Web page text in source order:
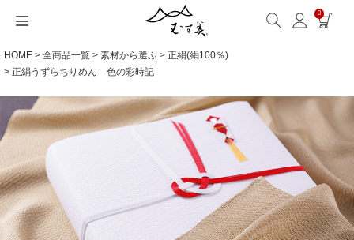
0
HOME 全商品一覧 素材から選ぶ
正絹(絹100％)
正絹うずらちりめん 色の彩時記
サイズから選ぶ
サイズ一覧
Sサイズ(約45～50cm)
Mサイズ(約68～70cm)
Lサイズ(約90～120cm)
ギフトシーンから選ぶ
ギフトシーン一覧
婚礼・引出物
卒入学・就職祝い
シーンから選ぶ
シーン一覧
毎日使うもの
お買い物
旅行
素材から選ぶ
撥水加工
綿(コットン)
ポリエステル
リネン
シリーズ名から選ぶ
全てのシリーズ
アクアドロップ(撥水)
ミナ ペルホネン
ひめむすび(Adeline Klam)
ふくさ（念珠）・はんかち・書籍
ふくさ・念珠入れ
はんかち・手ぬぐい
ふろしき書籍
名入れ・ラッピング
名入れ・記念品
無料ラッピング
紙箱・木箱
発送・お問い合わせ
送料・お支払い方法
海外発送の方（English）
よくあるご質問
お問い合わせ
包み方・お手入れ
洗濯・お手入れ
包み方・使い方
ワークショップ案内
ブログ・特集
読みもの(ブログ)
キャンペーン情報
読みもの(ブログ)
読みもの一覧
一升餅におすすめ
ストール巻き方
洋服カバー
特集
特集一覧
ECOバッグ 100cm
ECOバッグ 70cm
OUTDOOR
むす美とは
About us
お取引をご希望の方